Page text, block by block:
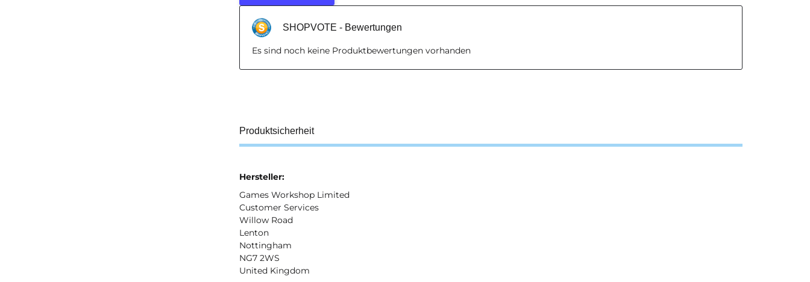
SHOPVOTE - Bewertungen
Es sind noch keine Produktbewertungen vorhanden
Produktsicherheit
Hersteller:
Games Workshop Limited
Customer Services
Willow Road
Lenton
Nottingham
NG7 2WS
United Kingdom